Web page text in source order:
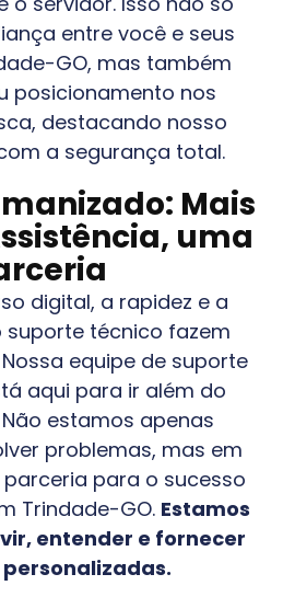
entre você e seus
GO, mas também
posicionamento nos
destacando nosso
a segurança total.
Mais
uma
digital, a rapidez e a
suporte técnico fazem
equipe de suporte
aqui para ir além do
estamos apenas
problemas, mas em
para o sucesso
Trindade-GO. Estamos
entender e fornecer